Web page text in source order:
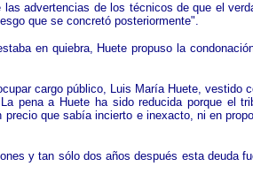
advertencias de los técnicos de que el
que se concretó posteriormente".
en quiebra, Huete propuso la
cargo público, Luis María Huete,
pena a Huete ha sido reducida porque el
que sabía incierto e inexacto, ni en
y tan sólo dos años después esta deuda